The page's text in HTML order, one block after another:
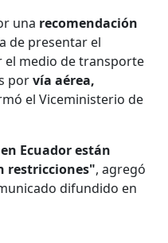
una recomendación
de presentar el
medio de transporte
porvía aérea,
el Viceministerio de
Ecuador están
restricciones", agregó
difundido en